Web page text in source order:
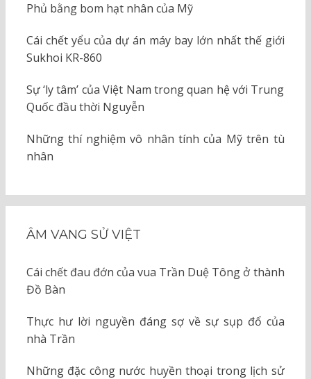
Phủ bằng bom hạt nhân của Mỹ
Cái chết yểu của dự án máy bay lớn nhất thế giới
Sukhoi KR-860
Sự ‘ly tâm’ của Việt Nam trong quan hệ với Trung
Quốc đầu thời Nguyễn
Những thí nghiệm vô nhân tính của Mỹ trên tù
nhân
ÂM VANG SỬ VIỆT
Cái chết đau đớn của vua Trần Duệ Tông ở thành
Đồ Bàn
Thực hư lời nguyền đáng sợ về sự sụp đổ của
nhà Trần
Những đặc công nước huyền thoại trong lịch sử